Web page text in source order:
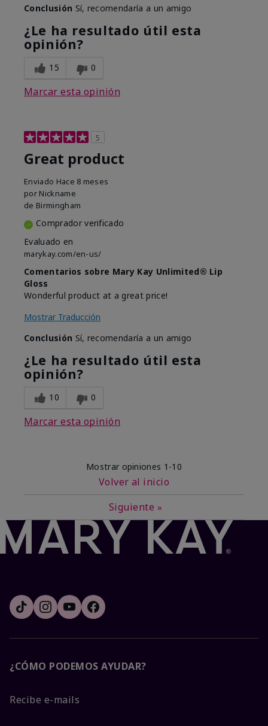
Conclusión Sí, recomendaría a un amigo
¿Le ha resultado útil esta
opinión?
15 0
Marcar esta opinión
5
Great product
Enviado Hace 8 meses
por Nickname
de Birmingham
Comprador verificado
Evaluado en
marykay.com/en-us/
Comentarios sobre Mary Kay Unlimited® Lip
Gloss
Wonderful product at a great price!
Mostrar Traducción
Conclusión Sí, recomendaría a un amigo
¿Le ha resultado útil esta
opinión?
10 0
Marcar esta opinión
Mostrar opiniones 1-10
Volver al inicio
Siguiente »
¿CÓMO PODEMOS AYUDAR?
Recibe e-mails